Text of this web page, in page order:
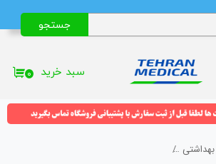
جستجو
۰ سبد خرید